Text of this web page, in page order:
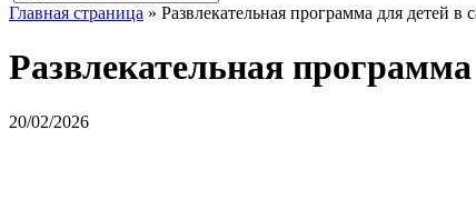
Главная страница » Развлекательная программа для детей
Развлекательная
20/02/2026